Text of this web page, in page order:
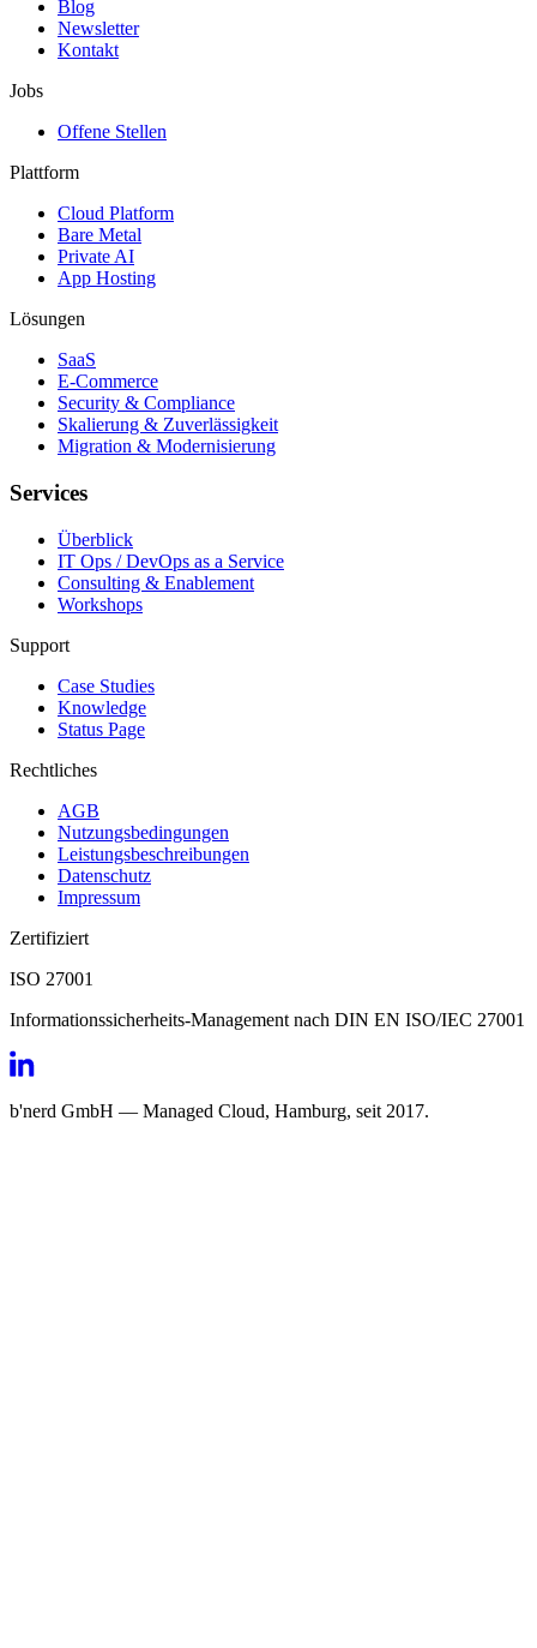
Blog
Newsletter
Kontakt
Jobs
Offene Stellen
Plattform
Cloud Platform
Bare Metal
Private AI
App Hosting
Lösungen
SaaS
E-Commerce
Security & Compliance
Skalierung & Zuverlässigkeit
Migration & Modernisierung
Services
Überblick
IT Ops / DevOps as a Service
Consulting & Enablement
Workshops
Support
Case Studies
Knowledge
Status Page
Rechtliches
AGB
Nutzungsbedingungen
Leistungsbeschreibungen
Datenschutz
Impressum
Zertifiziert
ISO 27001
Informationssicherheits-Management nach DIN EN ISO/IEC 27001
b'nerd GmbH — Managed Cloud, Hamburg, seit 2017.